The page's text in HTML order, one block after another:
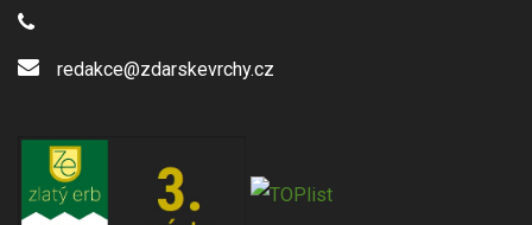
redakce@zdarskevrchy.cz